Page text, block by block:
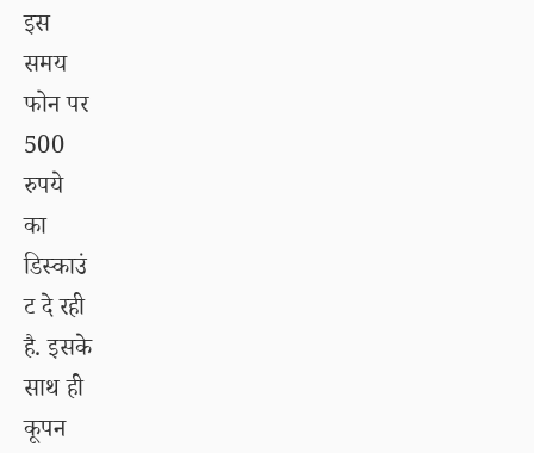
इस
समय
फोन पर
500
रुपये
का
डिस्काउं
ट दे रही
है. इसके
साथ ही
कूपन